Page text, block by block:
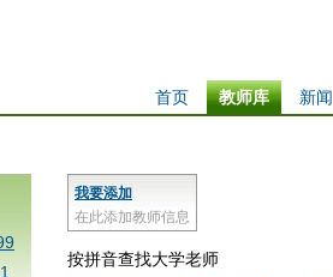
新闻
教师库
首页
我要添加
在此添加教师信息
按拼音查找大学老师
1